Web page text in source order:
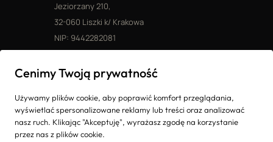
Jeziorzany 210,
32-060 Liszki k/ Krakowa
NIP: 9442282081
Mitsubishi Pajero z Dubaju
Porsche Boxster z Japonii
Mercedes S500 z Japonii
Mercedes S550 Lorinser z Japonii
Jeep Grand Wagoneer z Dubaju
Cenimy Twoją prywatność
Używamy plików cookie, aby poprawić komfort przeglądania,
wyświetlać spersonalizowane reklamy lub treści oraz analizować
nasz ruch. Klikając "Akceptuję", wyrażasz zgodę na korzystanie
przez nas z plików cookie.